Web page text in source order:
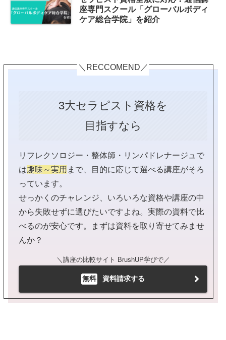
座専門スクール「グローバルボディ
ケア総合学院」を紹介
＼RECCOMEND／
3大セラピスト資格を
目指すなら
リフレクソロジー・整体師・リンパドレナージュで
は趣味～実用 まで、目的に応じて選べる講座がそろ
っています。
せっかくのチャレンジ、いろいろな資格や講座の中
から失敗せずに選びたいですよね。実際の資料で比
べるのが安心です。まずは資料を取り寄せてみませ
んか？
＼講座の比較サイト BrushUP学びで／
無料 資料請求する